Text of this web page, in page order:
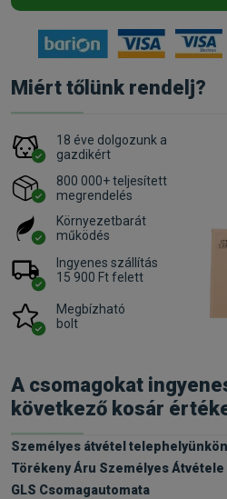
Miért tőlünk rendelj?
18 éve dolgozunk a
gazdikért
800 000+ teljesített
megrendelés
Környezetbarát
működés
Ingyenes szállítás
15 900 Ft felett
Megbízható
bolt
A csomagokat
következő kosár
Személyes átvétel telephelyünkön
Törékeny Áru Személyes Átvétele
GLS Csomagautomata